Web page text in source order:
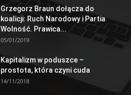
Grzegorz Braun dołącza do
koalicji: Ruch Narodowy i Partia
Wolność. Prawica...
05/01/2019
Kapitalizm w poduszce –
prostota, która czyni cuda
14/11/2018